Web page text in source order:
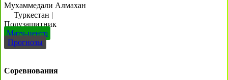
Мухаммедали Алмахан
Туркестан |
Полузащитник
Матч-центр
Прогнозы
Соревнования